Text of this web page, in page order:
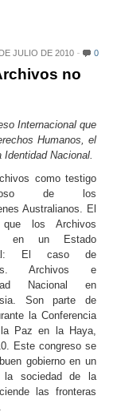
JULIO DE 2010 0
no
Internacional que
Humanos, el
Nacional.
como testigo
de los
Australianos. El
que los Archivos
en un Estado
El caso de
Archivos e
Nacional en
Son parte de
la Conferencia
Paz en la Haya,
Este congreso se
gobierno en un
la sociedad de la
las fronteras